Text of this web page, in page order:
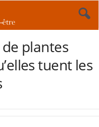
plantes
tuent les